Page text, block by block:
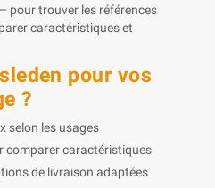
pour trouver les références
caractéristiques et
pour vos
?
selon les usages
comparer caractéristiques
de livraison adaptées